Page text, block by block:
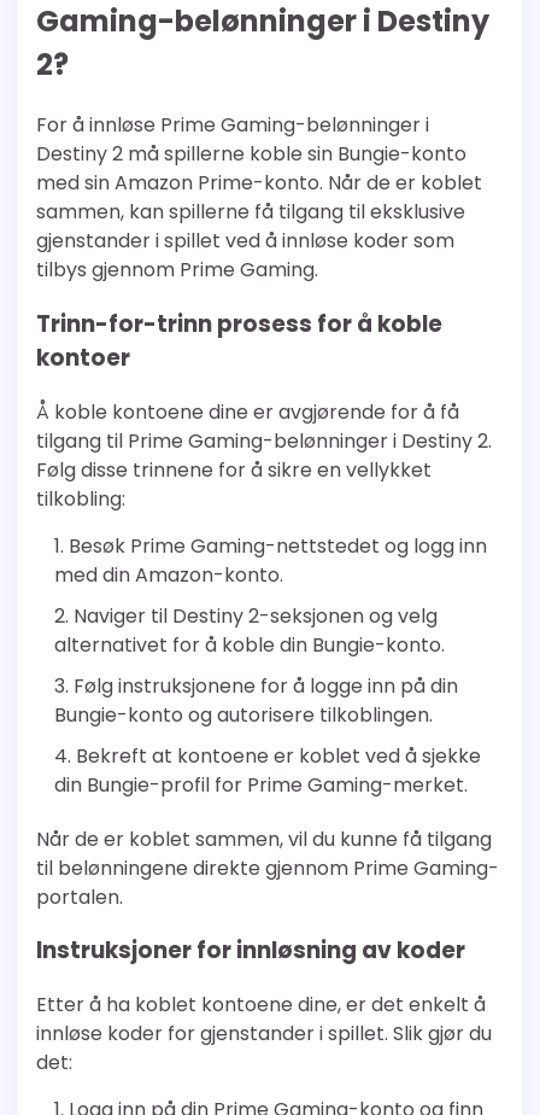
Gaming-belønninger i Destiny
2?
For å innløse Prime Gaming-belønninger i
Destiny 2 må spillerne koble sin Bungie-konto
med sin Amazon Prime-konto. Når de er koblet
sammen, kan spillerne få tilgang til eksklusive
gjenstander i spillet ved å innløse koder som
tilbys gjennom Prime Gaming.
Trinn-for-trinn prosess for å koble
kontoer
Å koble kontoene dine er avgjørende for å få
tilgang til Prime Gaming-belønninger i Destiny 2.
Følg disse trinnene for å sikre en vellykket
tilkobling:
Besøk Prime Gaming-nettstedet og logg inn
med din Amazon-konto.
Naviger til Destiny 2-seksjonen og velg
alternativet for å koble din Bungie-konto.
Følg instruksjonene for å logge inn på din
Bungie-konto og autorisere tilkoblingen.
Bekreft at kontoene er koblet ved å sjekke
din Bungie-profil for Prime Gaming-merket.
Når de er koblet sammen, vil du kunne få tilgang
til belønningene direkte gjennom Prime Gaming-
portalen.
Instruksjoner for innløsning av koder
Etter å ha koblet kontoene dine, er det enkelt å
innløse koder for gjenstander i spillet. Slik gjør du
det: